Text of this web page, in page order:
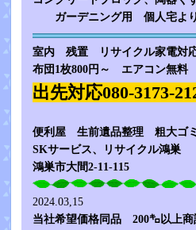
ガーデニング用 個人宅よ
室内 残置 リサイクル家電対
布団1枚800円～ エアコン無料
出先対応080-
便利屋 生前遺品整理 粗大ゴ
SKサービス、リサイクル鴻巣
鴻巣市大間2-11-115
2024.03,15
当社希望価格同品 200㌔以上商